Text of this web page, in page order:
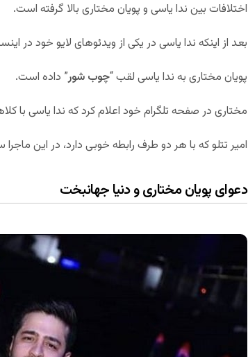
اختلافات بین ندا یاسی و پویان مختاری بالا گرفته است.
بعد از اینکه ندا یاسی در یکی از ویدئوهای لایو خود در
پویان مختاری به ندا یاسی لقب “چوب شور” داده است.
مختاری در صفحه تلگرام خود اعلام کرد که ندا یاسی با
امیر تتلو که با هر دو طرف رابطه خوبی دارد، در این
دعوای پویان مختاری و دنیا جهانبخت